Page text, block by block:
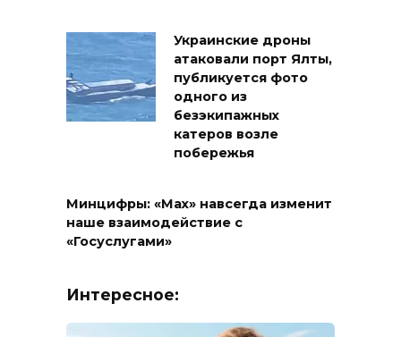
Украинские дроны
атаковали порт Ялты,
публикуется фото
одного из
безэкипажных
катеров возле
побережья
Минцифры: «Max» навсегда изменит
наше взаимодействие с
«Госуслугами»
Интересное: